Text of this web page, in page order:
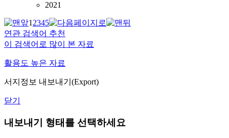
2021
12345
연관 검색어 추천
이 검색어로 많이 본 자료
활용도 높은 자료
서지정보 내보내기(Export)
닫기
내보내기 형태를 선택하세요